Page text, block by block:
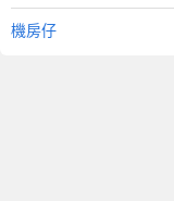
機房仔